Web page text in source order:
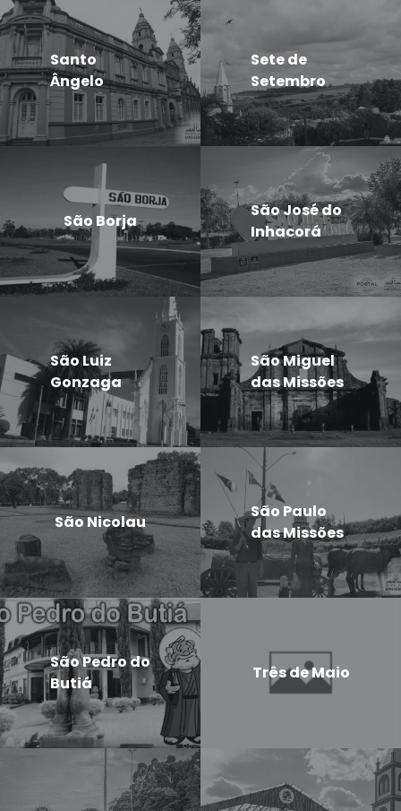
Santo
Ângelo
Sete de
Setembro
São Borja
São José do
Inhacorá
São Luiz
Gonzaga
São Miguel
das Missões
São Nicolau
São Paulo
das Missões
São Pedro do
Butiá
Três de Maio